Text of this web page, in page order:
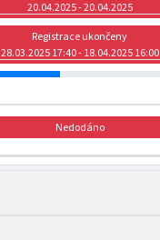
20.04.2025 - 20.04.2025
Registrace ukončeny
28.03.2025 17:40 - 18.04.2025 16:00
Nedodáno